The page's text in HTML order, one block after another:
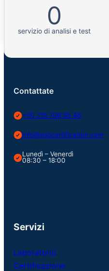
0
servizio di analisi e test
Contattate
+90 216 706 95 46
info@usbcertification.com
Lunedì – Venerdì
08:30 – 18:00
Servizi
Laboratorio
Certificazione